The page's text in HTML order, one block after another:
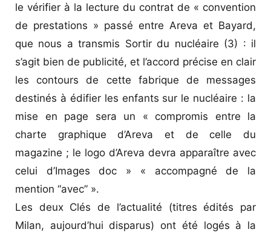
le vérifier à la lecture du contrat de « convention
de prestations » passé entre Areva et Bayard,
que nous a transmis Sortir du nucléaire (3) : il
s’agit bien de publicité, et l’accord précise en clair
les contours de cette fabrique de messages
destinés à édifier les enfants sur le nucléaire : la
mise en page sera un « compromis entre la
charte graphique d’Areva et de celle du
magazine ; le logo d’Areva devra apparaître avec
celui d’Images doc » « accompagné de la
mention “avec” ».
Les deux Clés de l’actualité (titres édités par
Milan, aujourd’hui disparus) ont été logés à la